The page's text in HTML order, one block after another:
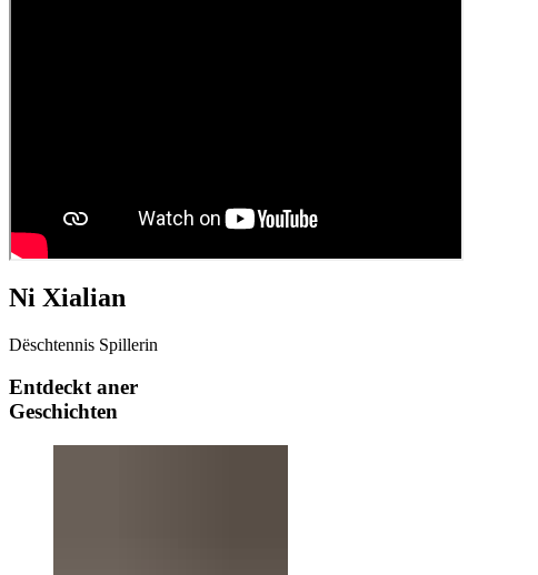
Ni Xialian
Dëschtennis Spillerin
Entdeckt aner
Geschichten